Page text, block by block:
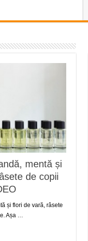
mentă și
de copii
și flori de vară, râsete
Așa …